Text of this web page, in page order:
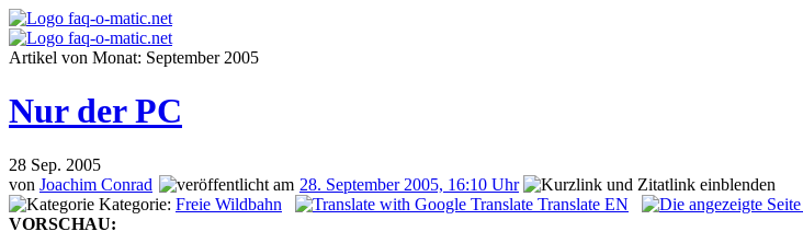
Artikel von Monat: September 2005
Nur der PC
28 Sep. 2005
von Joachim Conrad
28. September 2005, 16:10 Uhr
Kategorie: Freie Wildbahn
Translate EN
VORSCHAU: